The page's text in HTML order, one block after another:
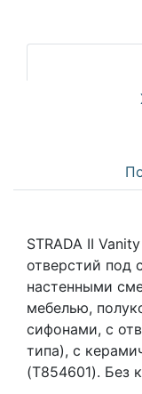
STRADA II
отверстий под
настенными
мебелью,
сифонами, с
типа), с
(T854601). Без